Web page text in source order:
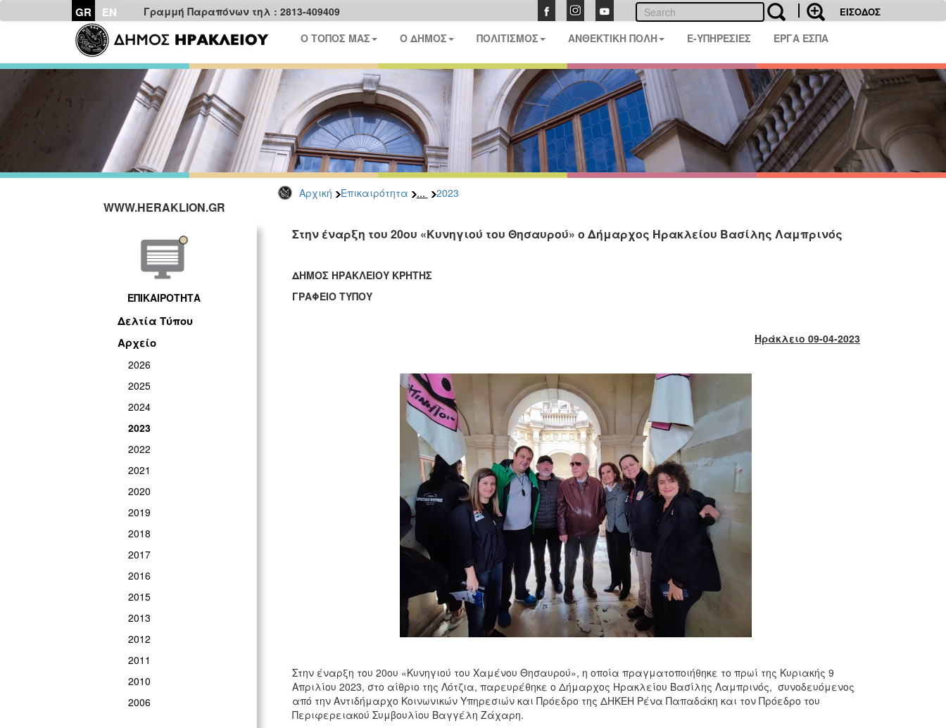
GR EN Γραμμή Παραπόνων τηλ : 2813-409409 ΕΙΣΟΔΟΣ
Ο ΤΟΠΟΣ ΜΑΣ Ο ΔΗΜΟΣ ΠΟΛΙΤΙΣΜΟΣ ΑΝΘΕΚΤΙΚΗ ΠΟΛΗ E-ΥΠΗΡΕΣΙΕΣ ΕΡΓΑ ΕΣΠΑ
Αρχική Επικαιρότητα ... 2023
WWW.HERAKLION.GR
ΕΠΙΚΑΙΡΟΤΗΤΑ
Δελτία Τύπου
Αρχείο
2026
2025
2024
2023
2022
2021
2020
2019
2018
2017
2016
2015
2013
2012
2011
2010
2006
Στην έναρξη του 20oυ «Κυνηγιού του Θησαυρού» ο Δήμαρχος Ηρακλείου Βασίλης Λαμπρινός
ΔΗΜΟΣ ΗΡΑΚΛΕΙΟΥ ΚΡΗΤΗΣ
ΓΡΑΦΕΙΟ ΤΥΠΟΥ
Ηράκλειο 09-04-2023
Στην έναρξη του 20oυ «Κυνηγιού του Χαμένου Θησαυρού», η οποία πραγματοποιήθηκε το πρωί της Κυριακής 9
Απριλίου 2023, στο αίθριο της Λότζια, παρευρέθηκε ο Δήμαρχος Ηρακλείου Βασίλης Λαμπρινός, συνοδευόμενος
από την Αντιδήμαρχο Κοινωνικών Υπηρεσιών και Πρόεδρο της ΔΗΚΕΗ Ρένα Παπαδάκη και τον Πρόεδρο του
Περιφερειακού Συμβουλίου Βαγγέλη Ζάχαρη.